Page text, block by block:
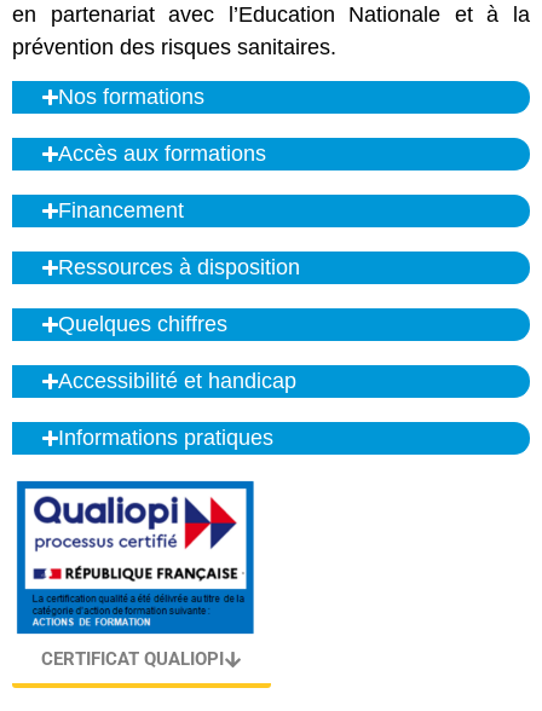
en partenariat avec l’Education Nationale et à la
prévention des risques sanitaires.
Nos formations
Accès aux formations
Financement
Ressources à disposition
Quelques chiffres
Accessibilité et handicap
Informations pratiques
CERTIFICAT QUALIOPI